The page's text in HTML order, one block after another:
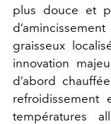
plus douce et
graisseux
innovation
d’abord
refroidissement
températures